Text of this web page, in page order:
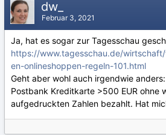
dw_
Februar 3, 2021
Ja, hat es sogar zur Tagesschau
https://www.tagesschau.de/
en-onlineshoppen-regeln-101.html
Geht aber wohl auch irgendwie
Postbank Kreditkarte >500 EUR ohne
aufgedruckten Zahlen bezahlt. Hat